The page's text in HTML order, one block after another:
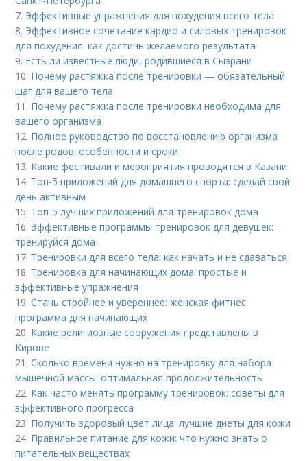
7. Эффективные упражнения для похудения всего тела
8. Эффективное сочетание кардио и силовых тренировок
для похудения: как достичь желаемого результата
9. Есть ли известные люди, родившиеся в Сызрани
10. Почему растяжка после тренировки — обязательный
шаг для вашего тела
11. Почему растяжка после тренировки необходима для
вашего организма
12. Полное руководство по восстановлению организма
после родов: особенности и сроки
13. Какие фестивали и мероприятия проводятся в Казани
14. Топ-5 приложений для домашнего спорта: сделай свой
день активным
15. Топ-5 лучших приложений для тренировок дома
16. Эффективные программы тренировок для девушек:
тренируйся дома
17. Тренировки для всего тела: как начать и не сдаваться
18. Тренировка для начинающих дома: простые и
эффективные упражнения
19.Стань стройнее и увереннее: женская фитнес
программа для начинающих
20. Какие религиозные сооружения представлены в
Кирове
21.Сколько времени нужно на тренировку для набора
мышечной массы: оптимальная продолжительность
22. Как часто менять программу тренировок: советы для
эффективного прогресса
23. Получить здоровый цвет лица: лучшие диеты для кожи
24. Правильное питание для кожи: что нужно знать о
питательных веществах